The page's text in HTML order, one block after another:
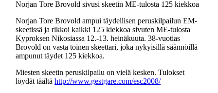
Norjan Tore Brovold sivusi skeetin ME-tulosta 125 kiekkoa
Norjan Tore Brovold ampui täydellisen peruskilpailun EM-
skeetissä ja rikkoi kaikki 125 kiekkoa sivuten ME-tulosta
Kyproksen Nikosiassa 12.-13. heinäkuuta. 38-vuotias
Brovold on vasta toinen skeettari, joka nykyisillä säännöillä
ampunut täydet 125 kiekkoa.
Miesten skeetin peruskilpailu on vielä kesken. Tulokset
löydät täältä http://www.gestgare.com/esc2008/